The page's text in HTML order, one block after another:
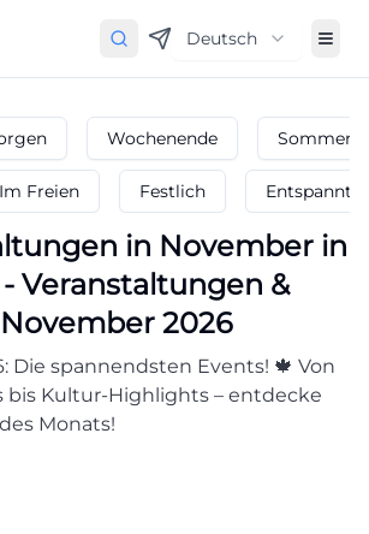
Deutsch
Wochenende
Im Freien Festlich Entspannt
in November in
- Veranstaltungen &
2026
Die spannendsten Events! 🍁 Von
bis Kultur-Highlights – entdecke
Monats!